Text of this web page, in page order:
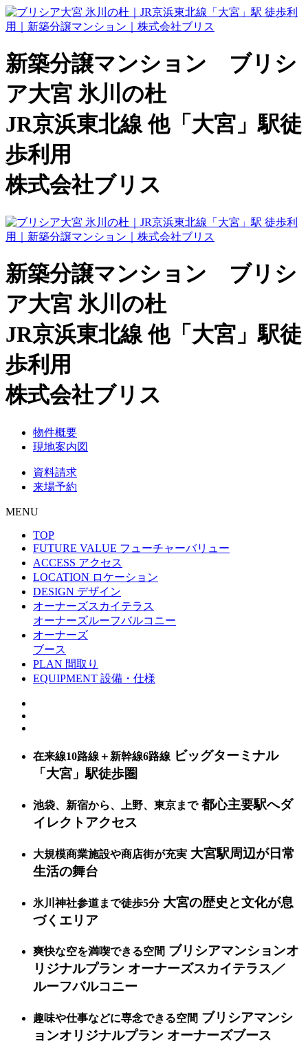
新築分譲マンション ブリシ
ア大宮 氷川の杜
JR京浜東北線 他「大宮」駅徒
歩利用
株式会社ブリス
新築分譲マンション ブリシ
ア大宮 氷川の杜
JR京浜東北線 他「大宮」駅徒
歩利用
株式会社ブリス
物件概要
現地案内図
資料請求
来場予約
MENU
TOP
FUTURE VALUE フューチャーバリュー
ACCESS アクセス
LOCATION ロケーション
DESIGN デザイン
オーナーズスカイテラス
オーナーズルーフバルコニー
オーナーズ
ブース
PLAN 間取り
EQUIPMENT 設備・仕様
在来線10路線＋新幹線6路線 ビッグターミナル
「大宮」駅徒歩圏
池袋、新宿から、上野、東京まで都心主要駅へダ
イレクトアクセス
大規模商業施設や商店街が充実 大宮駅周辺が日常
生活の舞台
氷川神社参道まで徒歩5分大宮の歴史と文化が息
づくエリア
爽快な空を満喫できる空間 ブリシアマンションオ
リジナルプラン オーナーズスカイテラス／
ルーフバルコニー
趣味や仕事などに専念できる空間 ブリシアマンシ
ョンオリジナルプラン オーナーズブース